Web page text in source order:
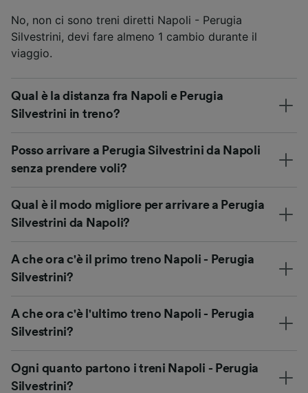
No, non ci sono treni diretti Napoli - Perugia
Silvestrini, devi fare almeno 1 cambio durante il
viaggio.
Qual è la distanza fra Napoli e Perugia
Silvestrini in treno?
Posso arrivare a Perugia Silvestrini da Napoli
senza prendere voli?
Qual è il modo migliore per arrivare a Perugia
Silvestrini da Napoli?
A che ora c'è il primo treno Napoli - Perugia
Silvestrini?
A che ora c'è l'ultimo treno Napoli - Perugia
Silvestrini?
Ogni quanto partono i treni Napoli - Perugia
Silvestrini?